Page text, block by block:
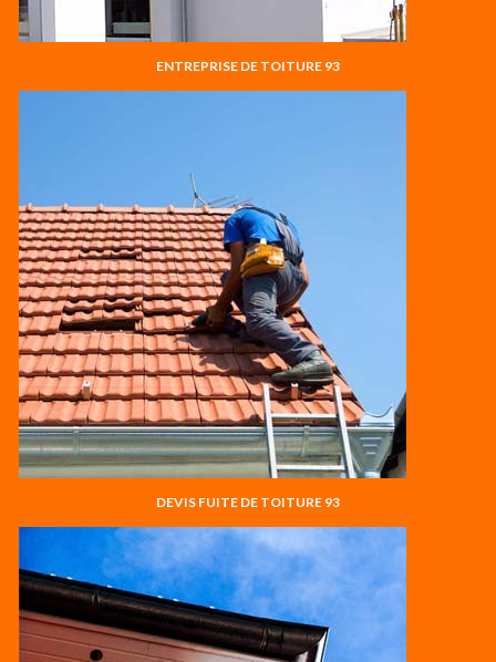
ENTREPRISE DE TOITURE 93
DEVIS FUITE DE TOITURE 93